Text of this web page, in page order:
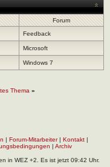
Forum
Feedback
Microsoft
Windows 7
Thema »
| Forum-Mitarbeiter| Kontakt|
| Archiv
in WEZ +2. Es ist jetzt 09:42 Uhr.